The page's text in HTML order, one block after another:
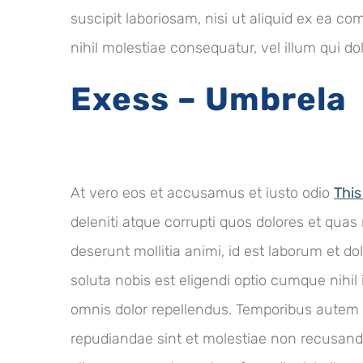
suscipit laboriosam, nisi ut aliquid ex ea
nihil molestiae consequatur, vel illum qui
Exess – Umbrela
At vero eos et accusamus et iusto odio
deleniti atque corrupti quos dolores et
deserunt mollitia animi, id est laborum et
soluta nobis est eligendi optio cumque
omnis dolor repellendus. Temporibus
repudiandae sint et molestiae non